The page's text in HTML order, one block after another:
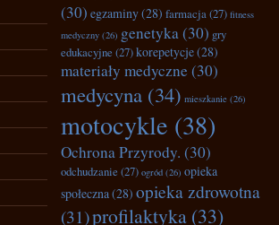
(30) egzaminy(28) farmacja(27) fitness
medyczny (26) genetyka(30) gry
edukacyjne (27)korepetycje(28)
materiały medyczne (30)
medycyna (34) mieszkanie (26)
motocykle (38)
Ochrona Przyrody. (30)
odchudzanie (27) ogród (26) opieka
społeczna(28) opieka zdrowotna
(31)profilaktyka (33)